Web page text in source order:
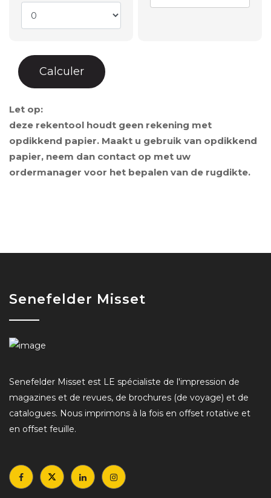
Let op:
deze rekentool houdt geen rekening met
opdikkend papier. Maakt u gebruik van opdikkend
papier, neem dan contact op met uw
ordermanager voor het bepalen van de rugdikte.
Senefelder Misset
Senefelder Misset est LE spécialiste de l'impression de
magazines et de revues, de brochures (de voyage) et de
catalogues. Nous imprimons à la fois en offset rotative et
en offset feuille.